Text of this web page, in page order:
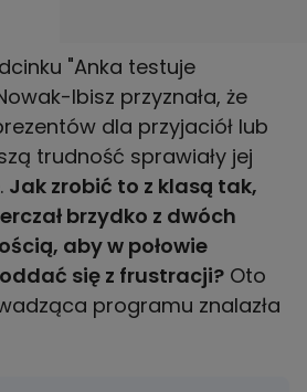
"Anka testuje
Ibisz przyznała, że
dla przyjaciół lub
trudność sprawiały jej
Jak zrobić to z klasą tak,
brzydko z dwóch
aby w połowie
się z frustracji? Oto
programu znalazła